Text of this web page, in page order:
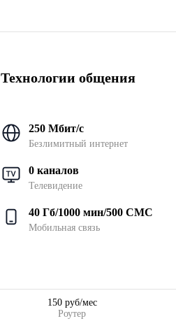
Технологии общения
250 Мбит/с
Безлимитный интернет
0 каналов
Телевидение
40 Гб/1000 мин/500 СМС
Мобильная связь
Роутер
150 руб/мес